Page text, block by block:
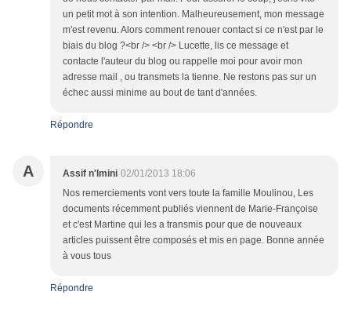
un petit mot à son intention. Malheureusement, mon message
m'est revenu. Alors comment renouer contact si ce n'est par le
biais du blog ?<br /> <br /> Lucette, lis ce message et
contacte l'auteur du blog ou rappelle moi pour avoir mon
adresse mail , ou transmets la tienne. Ne restons pas sur un
échec aussi minime au bout de tant d'années.
Répondre
A Assif n'Imini 02/01/2013 18:06
Nos remerciements vont vers toute la famille Moulinou, Les
documents récemment publiés viennent de Marie-Françoise
et c'est Martine qui les a transmis pour que de nouveaux
articles puissent être composés et mis en page. Bonne année
à vous tous
Répondre